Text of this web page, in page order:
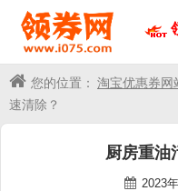
您的位置： 淘宝优惠券网
速清除？
厨房重油
2023